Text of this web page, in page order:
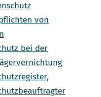
von
bei der